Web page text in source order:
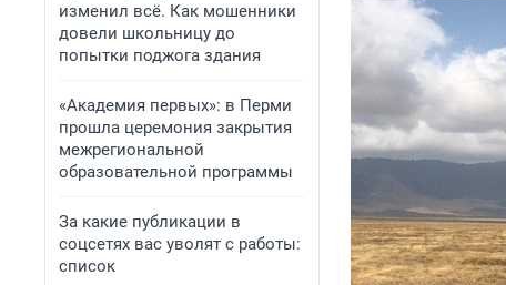
изменил всё. Как мошенники
довели школьницу до
попытки поджога здания
«Академия первых»: в Перми
прошла церемония закрытия
межрегиональной
образовательной программы
За какие публикации в
соцсетях вас уволят с работы:
список